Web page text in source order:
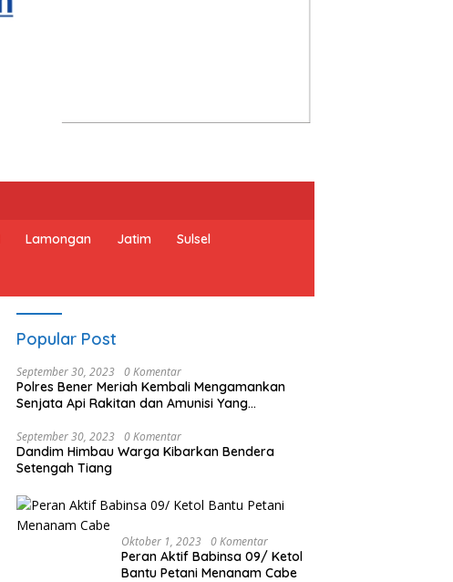
Lamongan Jatim Sulsel
Popular Post
September 30, 2023 0 Komentar
Polres Bener Meriah Kembali Mengamankan
Senjata Api Rakitan dan Amunisi Yang
September 30, 2023 0 Komentar
Dandim Himbau Warga Kibarkan Bendera
Setengah Tiang
Oktober 1, 2023 0 Komentar
Peran Aktif Babinsa 09/ Ketol
Bantu Petani Menanam Cabe